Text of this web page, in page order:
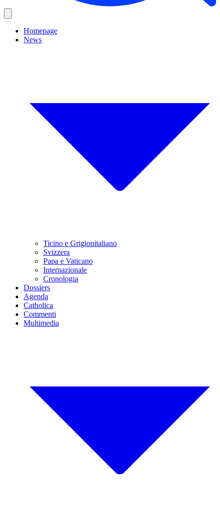
Homepage
News
Ticino e Grigionitaliano
Svizzera
Papa e Vaticano
Internazionale
Cronologia
Dossiers
Agenda
Catholica
Commenti
Multimedia